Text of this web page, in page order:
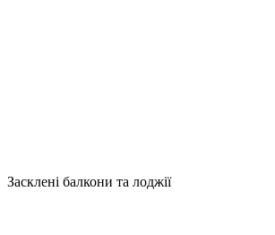
Засклені балкони та лоджії